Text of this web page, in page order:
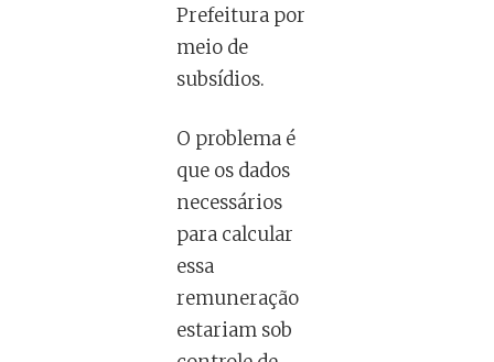
Prefeitura por
meio de
subsídios.
O problema é
que os dados
necessários
para calcular
essa
remuneração
estariam sob